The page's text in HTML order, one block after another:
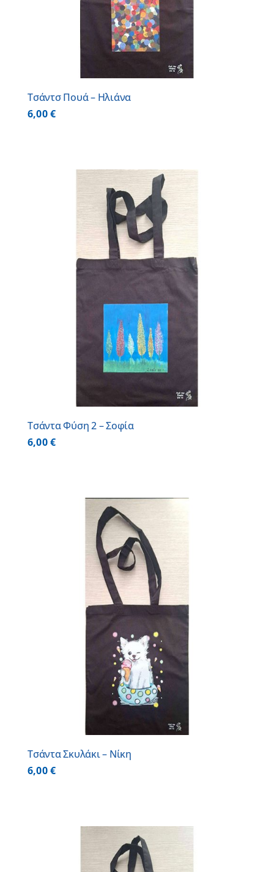
Τσάντσ Πουά – Ηλιάνα
6,00€
Τσάντα Φύση 2 – Σοφία
6,00€
Τσάντα Σκυλάκι – Νίκη
6,00€